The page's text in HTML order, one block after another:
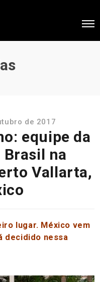
de 2017
equipe da
Brasil na
Vallarta,
lugar. México vem
decidido nessa